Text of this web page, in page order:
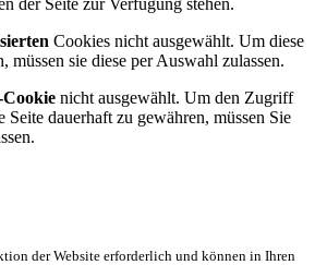
der Seite zur Verfügung stehen.
Cookies nicht ausgewählt. Um diese
müssen sie diese per Auswahl zulassen.
nicht ausgewählt. Um den Zugriff
Seite dauerhaft zu gewähren, müssen Sie
der Website erforderlich und können in Ihren